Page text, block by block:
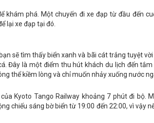
khám phá. Một chuyến đi xe đạp từ đầu đến
lại xe đạp tại đó.
sẽ tìm thấy biển xanh và bãi cát trắng tuyệt
Đây là một điểm thu hút khách du lịch đến
thể kiềm lòng và chỉ muốn nhảy xuống nước
Kyoto Tango Railway khoảng 7 phút đi bộ.
chiếu sáng bờ biển từ 19:00 đến 22:00, vì vậy